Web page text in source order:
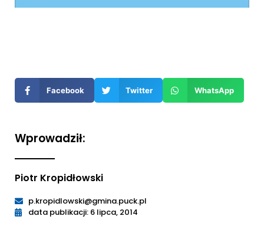
nowym
oknie
Facebook Twitter WhatsApp
Wprowadził:
Piotr Kropidłowski
p.kropidlowski@gmina.puck.pl
data publikacji: 6 lipca, 2014